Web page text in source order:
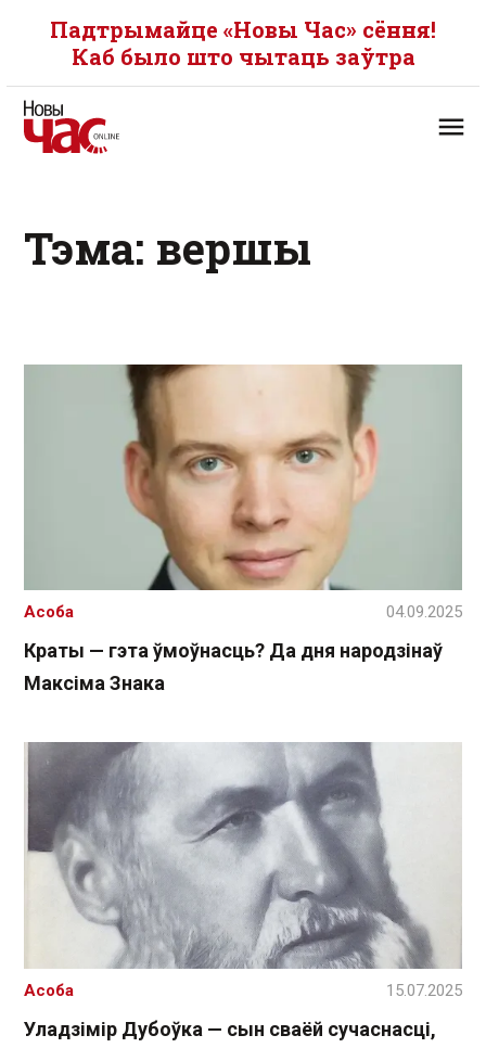
Падтрымайце «Новы Час» сёння!
Каб было што чытаць заўтра
Тэма: вершы
Краты — гэта ўмоўнасць? Да дня народзінаў
Максіма Знака
Асоба 04.09.2025
Уладзімір Дубоўка — сын сваёй сучаснасці,
Асоба 15.07.2025